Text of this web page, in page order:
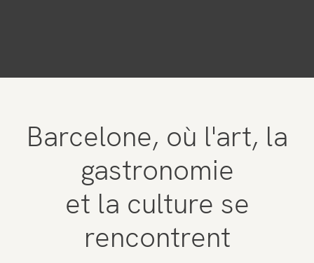
Barcelone, où l'art, la
gastronomie
et la culture se
rencontrent